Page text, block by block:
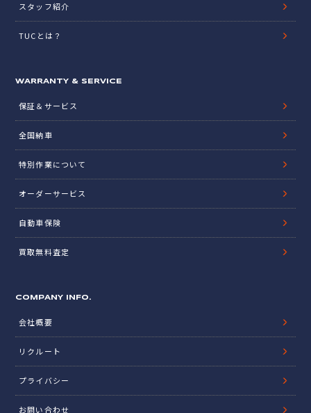
スタッフ紹介
TUCとは？
WARRANTY & SERVICE
保証＆サービス
全国納車
特別作業について
オーダーサービス
自動車保険
買取無料査定
COMPANY INFO.
会社概要
リクルート
プライバシー
お問い合わせ